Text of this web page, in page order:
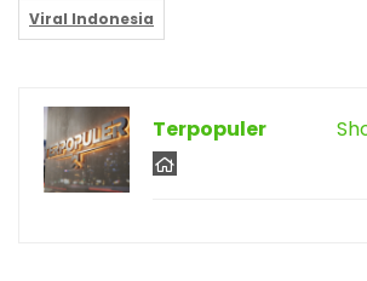
Viral Indonesia
Terpopuler